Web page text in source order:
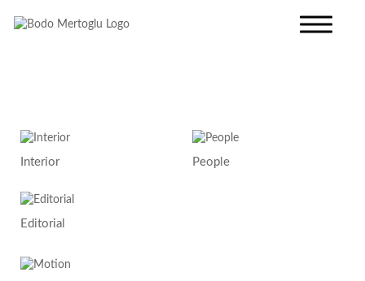
Interior People
Editorial